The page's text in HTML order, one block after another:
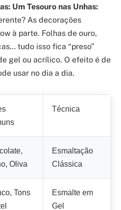
Um Tesouro nas Unhas:
As decorações
à parte. Folhas de ouro,
tudo isso fica “preso”
gel ou acrílico. O efeito é de
usar no dia a dia.
Técnica
Oliva
Esmaltação
Clássica
Tons
Esmalte em
Gel